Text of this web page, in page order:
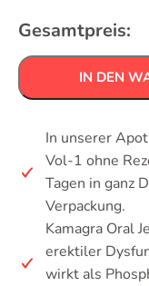
Gesamtpreis:
IN DEN
In unserer
Vol-1 ohne
Tagen in ganz
Verpackung.
Kamagra Oral
erektiler
wirkt als